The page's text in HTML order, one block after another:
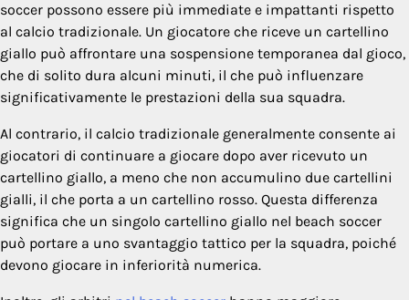
soccer possono essere più immediate e impattanti rispetto
al calcio tradizionale. Un giocatore che riceve un cartellino
giallo può affrontare una sospensione temporanea dal gioco,
che di solito dura alcuni minuti, il che può influenzare
significativamente le prestazioni della sua squadra.
Al contrario, il calcio tradizionale generalmente consente ai
giocatori di continuare a giocare dopo aver ricevuto un
cartellino giallo, a meno che non accumulino due cartellini
gialli, il che porta a un cartellino rosso. Questa differenza
significa che un singolo cartellino giallo nel beach soccer
può portare a uno svantaggio tattico per la squadra, poiché
devono giocare in inferiorità numerica.